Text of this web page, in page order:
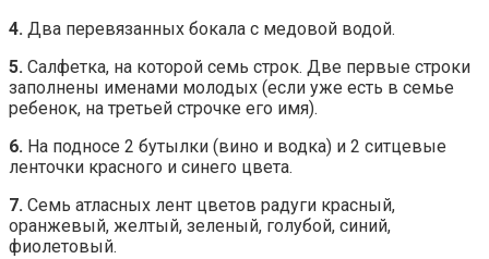
4. Два перевязанных бокала с медовой водой.
5. Салфетка, на которой семь строк. Две первые строки
заполнены именами молодых (если уже есть в семье
ребенок, на третьей строчке его имя).
6. На подносе 2 бутылки (вино и водка) и 2 ситцевые
ленточки красного и синего цвета.
7. Семь атласных лент цветов радуги красный,
оранжевый, желтый, зеленый, голубой, синий,
фиолетовый.